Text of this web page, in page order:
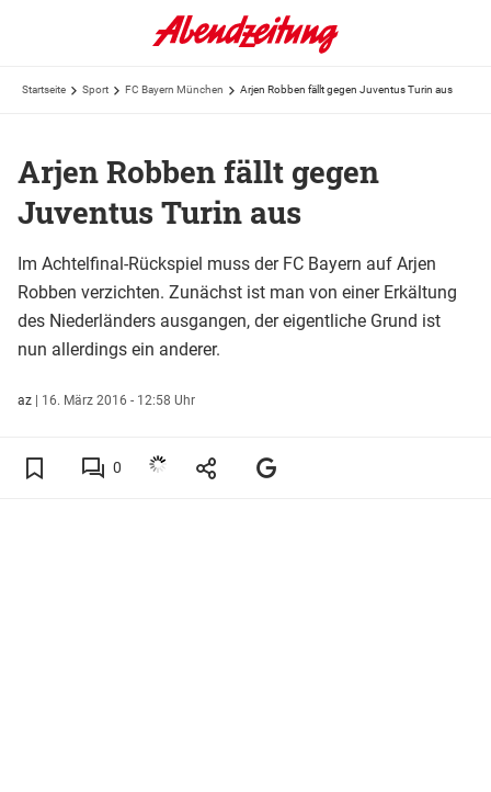
Startseite Sport FC Bayern München Arjen Robben fällt gegen Juventus Turin aus
Arjen Robben fällt gegen
Juventus Turin aus
Im Achtelfinal-Rückspiel muss der FC Bayern auf Arjen
Robben verzichten. Zunächst ist man von einer Erkältung
des Niederländers ausgangen, der eigentliche Grund ist
nun allerdings ein anderer.
az | 16. März 2016 - 12:58 Uhr
0